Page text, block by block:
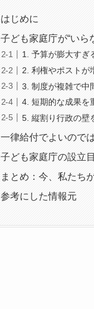
はじめに
子ども家庭庁が“いら
1. 予算が膨大すぎ
2. 利権やポストが
3. 制度が複雑で中
4. 短期的な成果を
5. 縦割り行政の壁
一律給付でよいので
子ども家庭庁の設立
まとめ：今、私たち
参考にした情報元